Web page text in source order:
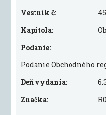
Vestník č:
Kapitola:
Podanie:
Podanie Obchodného
Deň vydania:
Značka: